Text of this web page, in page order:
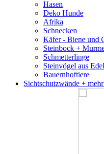
Hasen
Deko Hunde
Afrika
Schnecken
Käfer - Biene und
Steinbock +
Schmetterlinge
Steinvögel aus
Bauernhoftiere
Sichtschutzwände + mehr